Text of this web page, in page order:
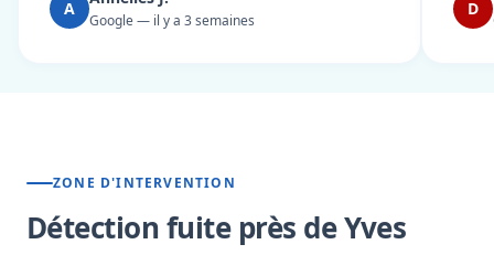
A
Google — il y a 3 semaines
D
ZONE D'INTERVENTION
Détection fuite près de Yves